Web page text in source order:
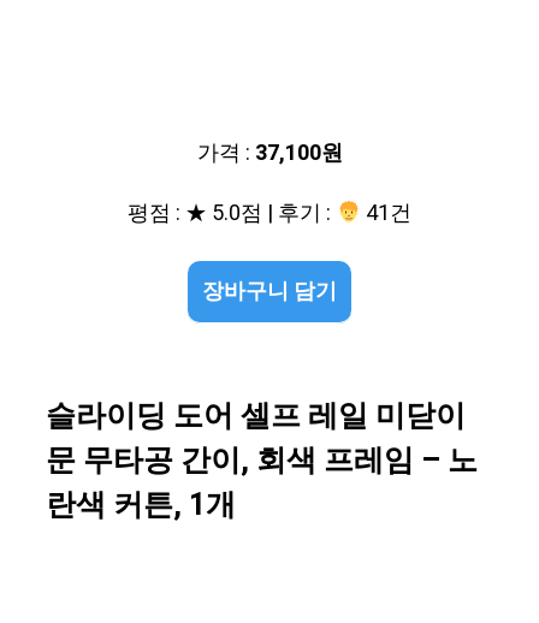
가격 : 37,100원
평점 : ★ 5.0점 | 후기 :
41건
장바구니 담기
슬라이딩 도어 셀프 레일 미닫이
문 무타공 간이, 회색 프레임 – 노
란색 커튼, 1개